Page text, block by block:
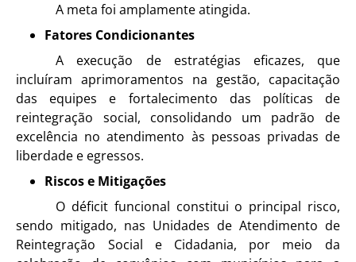
A meta foi amplamente atingida.
Fatores Condicionantes
A execução de estratégias eficazes, que
incluíram aprimoramentos na gestão, capacitação
das equipes e fortalecimento das políticas de
reintegração social, consolidando um padrão de
excelência no atendimento às pessoas privadas de
liberdade e egressos.
Riscos e Mitigações
O déficit funcional constitui o principal risco,
sendo mitigado, nas Unidades de Atendimento de
Reintegração Social e Cidadania, por meio da